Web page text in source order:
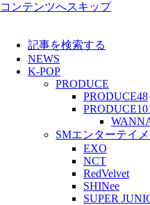
コンテンツへスキップ
記事を検索する
NEWS
K-POP
PRODUCE
PRODUCE48
SMエンターテイメ
EXO
NCT
RedVelvet
SHINee
SUPER